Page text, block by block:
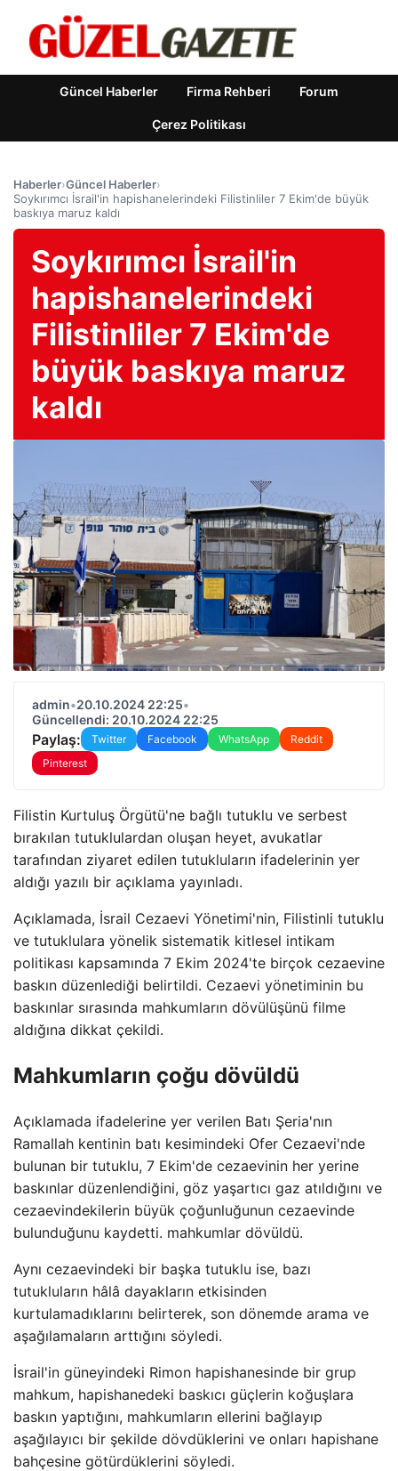
Güncel Haberler Firma Rehberi Forum
Çerez Politikası
Haberler›Güncel Haberler›
Soykırımcı İsrail'in hapishanelerindeki Filistinliler 7 Ekim'de büyük
baskıya maruz kaldı
Soykırımcı İsrail'in
hapishanelerindeki
Filistinliler 7 Ekim'de
büyük baskıya maruz
kaldı
admin•20.10.2024 22:25•
Güncellendi: 20.10.2024 22:25
Paylaş: Twitter Facebook WhatsApp
Reddit
Pinterest
Filistin Kurtuluş Örgütü'ne bağlı tutuklu ve serbest
bırakılan tutuklulardan oluşan heyet, avukatlar
tarafından ziyaret edilen tutukluların ifadelerinin yer
aldığı yazılı bir açıklama yayınladı.
Açıklamada, İsrail Cezaevi Yönetimi'nin, Filistinli tutuklu
ve tutuklulara yönelik sistematik kitlesel intikam
politikası kapsamında 7 Ekim 2024'te birçok cezaevine
baskın düzenlediği belirtildi. Cezaevi yönetiminin bu
baskınlar sırasında mahkumların dövülüşünü filme
aldığına dikkat çekildi.
Mahkumların çoğu dövüldü
Açıklamada ifadelerine yer verilen Batı Şeria'nın
Ramallah kentinin batı kesimindeki Ofer Cezaevi'nde
bulunan bir tutuklu, 7 Ekim'de cezaevinin her yerine
baskınlar düzenlendiğini, göz yaşartıcı gaz atıldığını ve
cezaevindekilerin büyük çoğunluğunun cezaevinde
bulunduğunu kaydetti. mahkumlar dövüldü.
Aynı cezaevindeki bir başka tutuklu ise, bazı
tutukluların hâlâ dayakların etkisinden
kurtulamadıklarını belirterek, son dönemde arama ve
aşağılamaların arttığını söyledi.
İsrail'in güneyindeki Rimon hapishanesinde bir grup
mahkum, hapishanedeki baskıcı güçlerin koğuşlara
baskın yaptığını, mahkumların ellerini bağlayıp
aşağılayıcı bir şekilde dövdüklerini ve onları hapishane
bahçesine götürdüklerini söyledi.